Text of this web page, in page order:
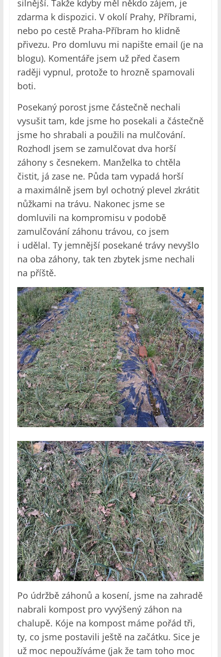
silnější. Takže kdyby měl někdo zájem, je
zdarma k dispozici. V okolí Prahy, Příbrami,
nebo po cestě Praha-Příbram ho klidně
přivezu. Pro domluvu mi napište email (je na
blogu). Komentáře jsem už před časem
raději vypnul, protože to hrozně spamovali
boti.
Posekaný porost jsme částečně nechali
vysušit tam, kde jsme ho posekali a částečně
jsme ho shrabali a použili na mulčování.
Rozhodl jsem se zamulčovat dva horší
záhony s česnekem. Manželka to chtěla
čistit, já zase ne. Půda tam vypadá horší
a maximálně jsem byl ochotný plevel zkrátit
nůžkami na trávu. Nakonec jsme se
domluvili na kompromisu v podobě
zamulčování záhonu trávou, co jsem
i udělal. Ty jemnější posekané trávy nevyšlo
na oba záhony, tak ten zbytek jsme nechali
na příště.
Po údržbě záhonů a kosení, jsme na zahradě
nabrali kompost pro vyvýšený záhon na
chalupě. Kóje na kompost máme pořád tři,
ty, co jsme postavili ještě na začátku. Sice je
už moc nepoužíváme (jak že tam toho moc